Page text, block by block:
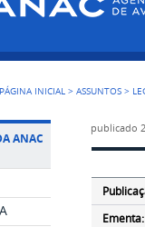
PÁGINA INICIAL >ASSUNTOS >
ANAC
publicado
Ementa: